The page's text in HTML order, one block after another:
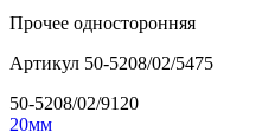
Прочее односторонняя
Артикул 50-5208/02/5475
50-5208/02/9120
20мм